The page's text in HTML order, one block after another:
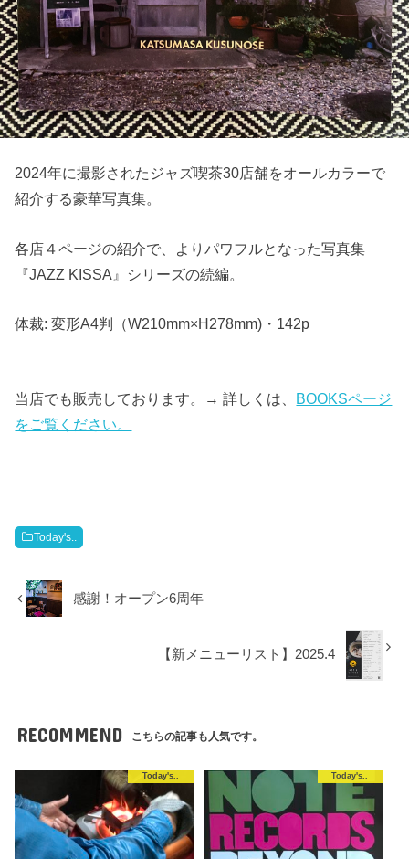
2024年に撮影されたジャズ喫茶30店舗をオールカラーで
紹介する豪華写真集。
各店４ページの紹介で、よりパワフルとなった写真集
『JAZZ KISSA』シリーズの続編。
体裁: 変形A4判（W210mm×H278mm)・142p
当店でも販売しております。→ 詳しくは、 BOOKSページ
をご覧ください。
Today's..
感謝！オープン6周年
【新メニューリスト】2025.4
RECOMMEND こちらの記事も人気です。
Today's.. Today's..